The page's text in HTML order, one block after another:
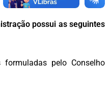
possui as seguintes
pelo Conselho